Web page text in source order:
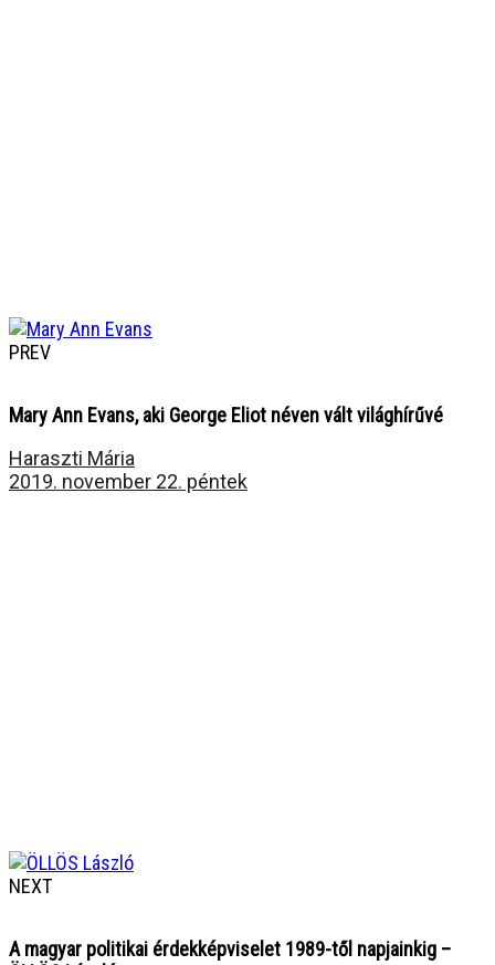
PREV
Mary Ann Evans, aki George Eliot néven vált világhírűvé
Haraszti Mária
2019. november 22. péntek
NEXT
A magyar politikai érdekképviselet 1989-től napjainkig –